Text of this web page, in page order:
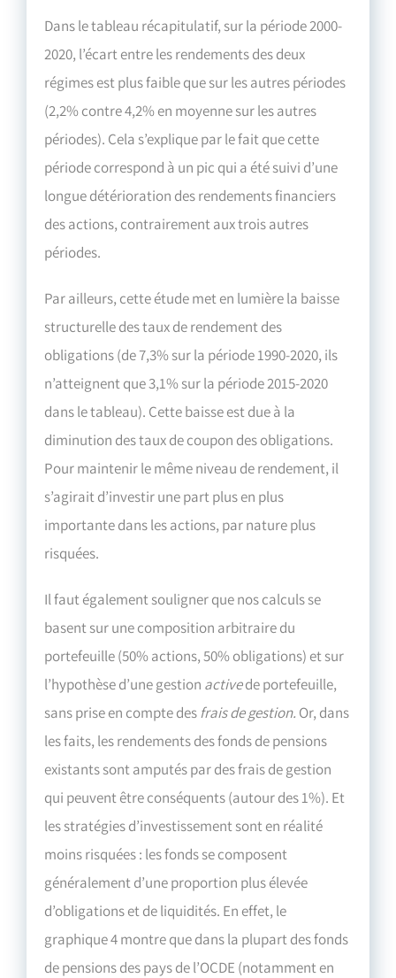
Dans le tableau récapitulatif, sur la période 2000-
2020, l’écart entre les rendements des deux
régimes est plus faible que sur les autres périodes
(2,2% contre 4,2% en moyenne sur les autres
périodes). Cela s’explique par le fait que cette
période correspond à un pic qui a été suivi d’une
longue détérioration des rendements financiers
des actions, contrairement aux trois autres
périodes.
Par ailleurs, cette étude met en lumière la baisse
structurelle des taux de rendement des
obligations (de 7,3% sur la période 1990-2020, ils
n’atteignent que 3,1% sur la période 2015-2020
dans le tableau). Cette baisse est due à la
diminution des taux de coupon des obligations.
Pour maintenir le même niveau de rendement, il
s’agirait d’investir une part plus en plus
importante dans les actions, par nature plus
risquées.
Il faut également souligner que nos calculs se
basent sur une composition arbitraire du
portefeuille (50% actions, 50% obligations) et sur
l’hypothèse d’une gestion activede portefeuille,
sans prise en compte desfrais de gestion. Or, dans
les faits, les rendements des fonds de pensions
existants sont amputés par des frais de gestion
qui peuvent être conséquents (autour des 1%). Et
les stratégies d’investissement sont en réalité
moins risquées : les fonds se composent
généralement d’une proportion plus élevée
d’obligations et de liquidités. En effet, le
graphique 4 montre que dans la plupart des fonds
de pensions des pays de l’OCDE (notamment en